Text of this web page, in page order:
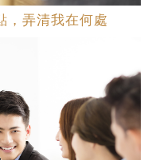
，弄清我在何處